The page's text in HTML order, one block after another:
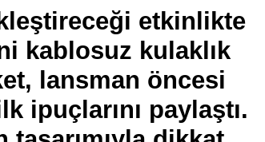
etkinlikte
kablosuz kulaklık
lansman öncesi
ipuçlarını paylaştı.